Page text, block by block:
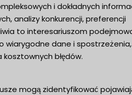
i dokładnych
analizy konkurencji, preferencji
to interesariuszom
wiarygodne dane i spostrzeżenia,
kosztownych błędów.
mogą zidentyfikować